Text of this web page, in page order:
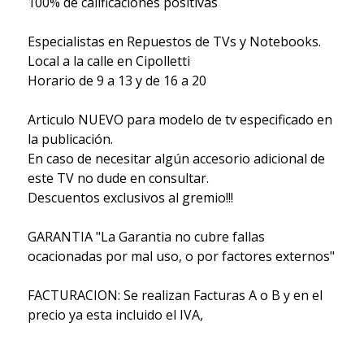
Especialistas en Repuestos de TVs y Notebooks.
Local a la calle en Cipolletti
Horario de 9 a 13 y de 16 a 20
Articulo NUEVO para modelo de tv especificado en
la publicación.
En caso de necesitar algún accesorio adicional de
este TV no dude en consultar.
Descuentos exclusivos al gremio!!!
GARANTIA "La Garantia no cubre fallas
ocacionadas por mal uso, o por factores externos"
FACTURACION: Se realizan Facturas A o B y en el
precio ya esta incluido el IVA,